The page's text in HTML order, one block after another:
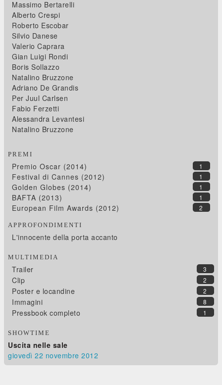
Massimo Bertarelli
Alberto Crespi
Roberto Escobar
Silvio Danese
Valerio Caprara
Gian Luigi Rondi
Boris Sollazzo
Natalino Bruzzone
Adriano De Grandis
Per Juul Carlsen
Fabio Ferzetti
Alessandra Levantesi
Natalino Bruzzone
PREMI
1
Premio Oscar (2014)
1
Festival di Cannes (2012)
1
Golden Globes (2014)
1
BAFTA (2013)
2
European Film Awards (2012)
APPROFONDIMENTI
L'innocente della porta accanto
MULTIMEDIA
3
Trailer
2
Clip
2
Poster e locandine
8
Immagini
1
Pressbook completo
SHOWTIME
Uscita nelle sale
giovedì 22 novembre 2012